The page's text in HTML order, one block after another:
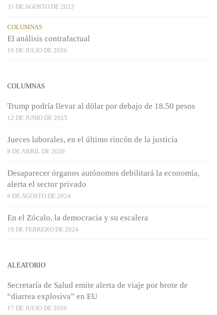
31 DE AGOSTO DE 2023
COLUMNAS
El análisis contrafactual
16 DE JULIO DE 2026
COLUMNAS
Trump podría llevar al dólar por debajo de 18.50 pesos
12 DE JUNIO DE 2025
Jueces laborales, en el último rincón de la justicia
8 DE ABRIL DE 2026
Desaparecer órganos autónomos debilitará la economía,
alerta el sector privado
6 DE AGOSTO DE 2024
En el Zócalo, la democracia y su escalera
19 DE FEBRERO DE 2024
ALEATORIO
Secretaría de Salud emite alerta de viaje por brote de
“diarrea explosiva” en EU
17 DE JULIO DE 2026